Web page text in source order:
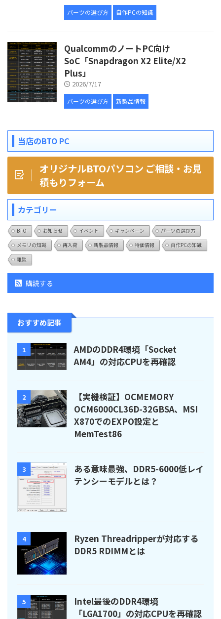
パーツの選び方 自作PCの知識
QualcommのノートPC向け
SoC「Snapdragon X2 Elite/X2
Plus」
2026/7/17
パーツの選び方 新製品情報
当店のBTO PC
オリジナルBTOパソコン ご相談・お見
積もりフォーム
カテゴリー
BTO お知らせ イベント キャンペーン
パーツの選び方
メモリの知識
再入荷 新製品情報 特価情報
自作PCの知識
雑談
購読する
おすすめ記事
1
AMDのDDR4環境「Socket
AM4」の対応CPUを再確認
2
【実機検証】OCMEMORY
OCM6000CL36D-32GBSA、MSI
X870でのEXPO設定と
MemTest86
3
ある意味最強、DDR5-6000低レイ
テンシーモデルとは？
4
Ryzen Threadripperが対応する
DDR5 RDIMMとは
5
Intel最後のDDR4環境
「LGA1700」の対応CPUを再確認